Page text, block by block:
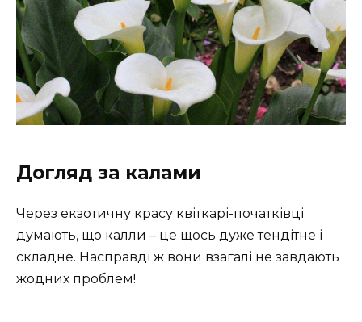
Догляд за калами
Через екзотичну красу квіткарі-початківці
думають, що калли – це щось дуже тендітне і
складне. Насправді ж вони взагалі не завдають
жодних проблем!